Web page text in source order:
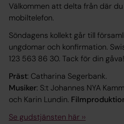
Välkommen att delta från där
mobiltelefon.
Söndagens kollekt går till
ungdomar och konfirmation.
123 563 86 30. Tack för din gåva!
Präst: Catharina Segerbank.
Musiker: S:t Johannes NYA
och Karin Lundin.
Se gudstjänsten här ››